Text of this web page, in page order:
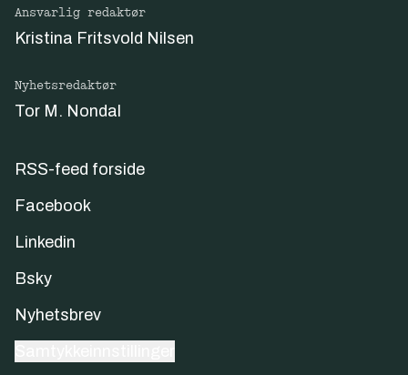
Ansvarlig redaktør
Kristina Fritsvold Nilsen
Nyhetsredaktør
Tor M. Nondal
RSS-feed forside
Facebook
Linkedin
Bsky
Nyhetsbrev